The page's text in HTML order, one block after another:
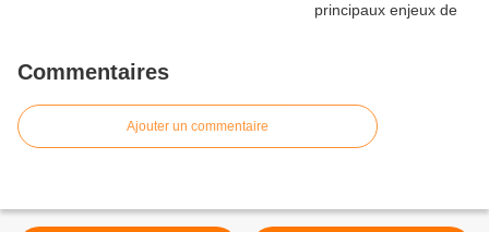
Commentaires
Ajouter un commentaire